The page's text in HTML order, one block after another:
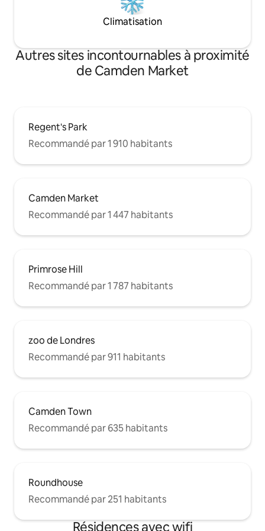
Climatisation
Autres sites incontournables à proximité
de Camden Market
Regent's Park
Recommandé par 1 910 habitants
Camden Market
Recommandé par 1 447 habitants
Primrose Hill
Recommandé par 1 787 habitants
zoo de Londres
Recommandé par 911 habitants
Camden Town
Recommandé par 635 habitants
Roundhouse
Recommandé par 251 habitants
Résidences avec wifi